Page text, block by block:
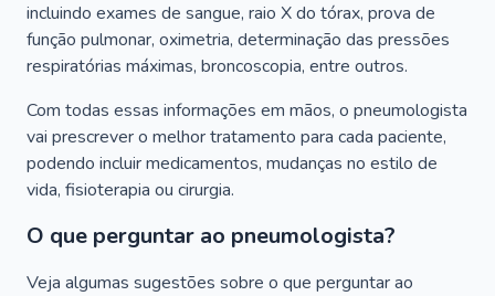
incluindo exames de sangue, raio X do tórax, prova de
função pulmonar, oximetria, determinação das pressões
respiratórias máximas, broncoscopia, entre outros.
Com todas essas informações em mãos, o pneumologista
vai prescrever o melhor tratamento para cada paciente,
podendo incluir medicamentos, mudanças no estilo de
vida, fisioterapia ou cirurgia.
O que perguntar ao pneumologista?
Veja algumas sugestões sobre o que perguntar ao